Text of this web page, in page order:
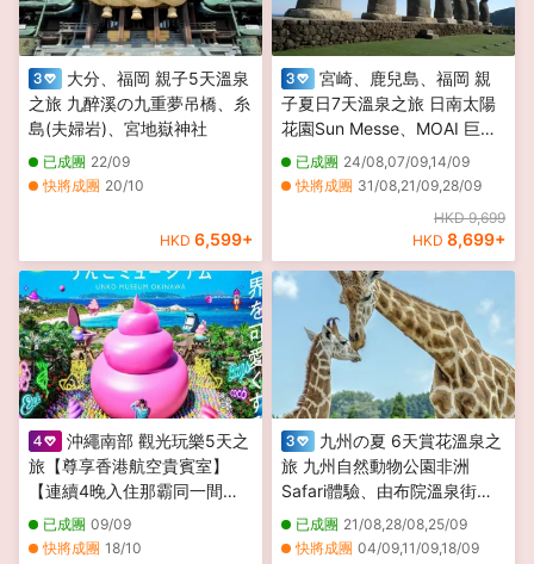
大分、福岡 親子5天溫泉
之旅 九醉溪の九重夢吊橋、糸
島(夫婦岩)、宮地嶽神社
已成團 22/09
快將成團 20/10
HKD 6,599+
宮崎、鹿兒島、福岡 親
子夏日7天溫泉之旅 日南太陽
花園Sun Messe、MOAI 巨石
雕像、仙巖園、霧島神宮、
「米芝蓮景點推介」太宰府～
已成團 24/08,07/09,14/09
快將成團 31/08,21/09,28/09
HKD 9,699
HKD 8,699+
沖繩南部 觀光玩樂5天之
旅【尊享香港航空貴賓室】
【連續4晚入住那霸同一間酒
店，全程無須搬酒店，舒適享
受】、DMM Kariyushi水族
已成團 09/09
快將成團 18/10
九州の夏 6天賞花溫泉之
旅 九州自然動物公園非洲
Safari體驗、由布院溫泉街、
稻佐山展望台(乘玻璃列車/登
山纜車)、1天自由活動
已成團 21/08,28/08,25/09
快將成團 04/09,11/09,18/09